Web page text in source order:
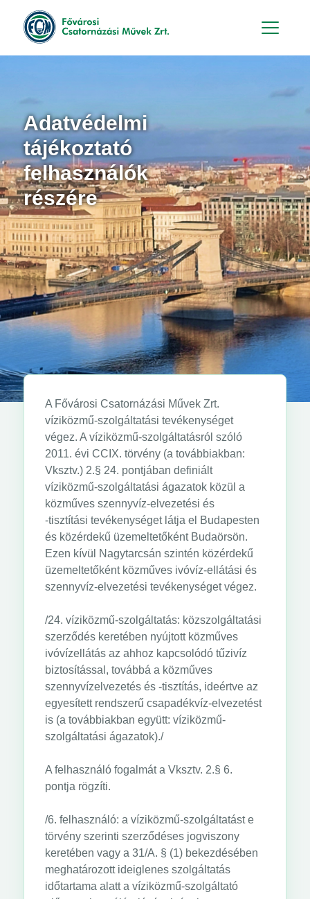
Adatvédelmi
tájékoztató
felhasználók
részére
A Fővárosi Csatornázási Művek Zrt.
víziközmű-szolgáltatási tevékenységet
végez. A víziközmű-szolgáltatásról szóló
2011. évi CCIX. törvény (a továbbiakban:
Vksztv.) 2.§ 24. pontjában definiált
víziközmű-szolgáltatási ágazatok közül a
közműves szennyvíz-elvezetési és
-tisztítási tevékenységet látja el Budapesten
és közérdekű üzemeltetőként Budaörsön.
Ezen kívül Nagytarcsán szintén közérdekű
üzemeltetőként közműves ivóvíz-ellátási és
szennyvíz-elvezetési tevékenységet végez.
/24. víziközmű-szolgáltatás: közszolgáltatási
szerződés keretében nyújtott közműves
ivóvízellátás az ahhoz kapcsolódó tűzivíz
biztosítással, továbbá a közműves
szennyvízelvezetés és -tisztítás, ideértve az
egyesített rendszerű csapadékvíz-elvezetést
is (a továbbiakban együtt: víziközmű-
szolgáltatási ágazatok)./
A felhasználó fogalmát a Vksztv. 2.§ 6.
pontja rögzíti.
/6. felhasználó: a víziközmű-szolgáltatást e
törvény szerinti szerződéses jogviszony
keretében vagy a 31/A. § (1) bekezdésében
meghatározott ideiglenes szolgáltatás
időtartama alatt a víziközmű-szolgáltató